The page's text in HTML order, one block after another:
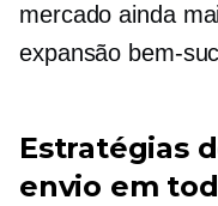
mercado ainda
expansão bem-
Estratégias
envio em